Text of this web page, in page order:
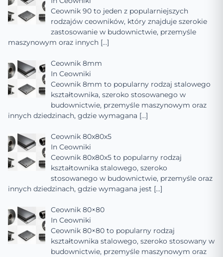
Ceownik 90 to jeden z popularniejszych
rodzajów ceowników, który znajduje szerokie
zastosowanie w budownictwie, przemyśle
maszynowym oraz innych […]
Ceownik 8mm
In Ceowniki
Ceownik 8mm to popularny rodzaj stalowego
kształtownika, szeroko stosowanego w
budownictwie, przemyśle maszynowym oraz
innych dziedzinach, gdzie wymagana […]
Ceownik 80x80x5
In Ceowniki
Ceownik 80x80x5 to popularny rodzaj
kształtownika stalowego, szeroko
stosowanego w budownictwie, przemyśle oraz
innych dziedzinach, gdzie wymagana jest […]
Ceownik 80×80
In Ceowniki
Ceownik 80×80 to popularny rodzaj
kształtownika stalowego, szeroko stosowany w
budownictwie, przemyśle maszynowym oraz